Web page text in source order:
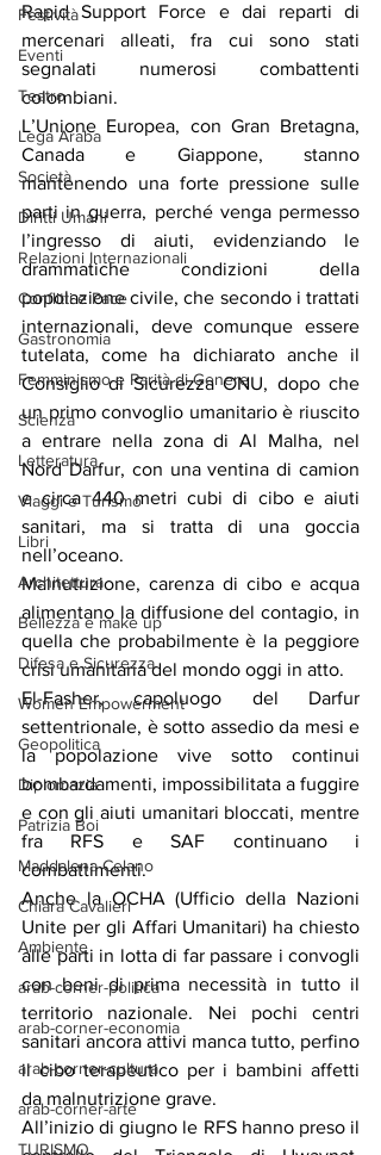
Festività
Eventi
Teatro
Lega Araba
Società
Diritti Umani
Relazioni Internazionali
Conflitti e Pace
Gastronomia
Femminismo e Parità di Genere
Scienza
Letteratura
Viaggi e Turismo
Libri
Architettura
Bellezza e make up
Difesa e Sicurezza
Women Empowerment
Geopolitica
Diplomazia
Patrizia Boi
Maddalena Celano
Chiara Cavalieri
Ambiente
arab-corner-politica
arab-corner-economia
arab-corner-cultura
arab-corner-arte
TURISMO
Rapid Support Force e dai reparti di
mercenari alleati, fra cui sono stati
segnalati numerosi combattenti
colombiani.
L’Unione Europea, con Gran Bretagna,
Canada e Giappone, stanno
mantenendo una forte pressione sulle
parti in guerra, perché venga permesso
l’ingresso di aiuti, evidenziando le
drammatiche condizioni della
popolazione civile, che secondo i trattati
internazionali, deve comunque essere
tutelata, come ha dichiarato anche il
Consiglio di Sicurezza ONU, dopo che
un primo convoglio umanitario è riuscito
a entrare nella zona di Al Malha, nel
Nord Darfur, con una ventina di camion
e circa 440 metri cubi di cibo e aiuti
sanitari, ma si tratta di una goccia
nell’oceano.
Malnutrizione, carenza di cibo e acqua
alimentano la diffusione del contagio, in
quella che probabilmente è la peggiore
crisi umanitaria del mondo oggi in atto.
El-Fasher, capoluogo del Darfur
settentrionale, è sotto assedio da mesi e
la popolazione vive sotto continui
bombardamenti, impossibilitata a fuggire
e con gli aiuti umanitari bloccati, mentre
fra RFS e SAF continuano i
combattimenti.
Anche la OCHA (Ufficio della Nazioni
Unite per gli Affari Umanitari) ha chiesto
alle parti in lotta di far passare i convogli
con beni di prima necessità in tutto il
territorio nazionale. Nei pochi centri
sanitari ancora attivi manca tutto, perfino
il cibo terapeutico per i bambini affetti
da malnutrizione grave.
All’inizio di giugno le RFS hanno preso il